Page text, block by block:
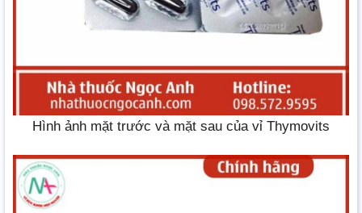
Hình ảnh mặt trước và mặt sau của vỉ Thymovits